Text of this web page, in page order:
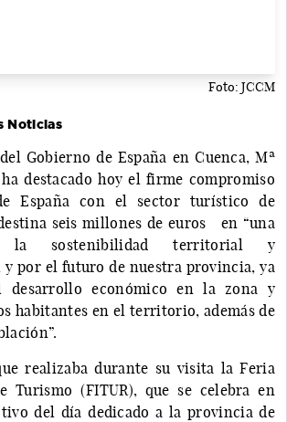
Foto: JCCM
Noticias
Gobierno de España en Cuenca, Mª
destacado hoy el firme compromiso
España con el sector turístico de
seis millones de euros en “una
la sostenibilidad territorial y
por el futuro de nuestra provincia, ya
desarrollo económico en la zona y
habitantes en el territorio, además de
realizaba durante su visita la Feria
Turismo (FITUR), que se celebra en
del día dedicado a la provincia de